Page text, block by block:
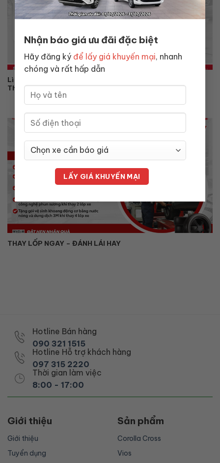
Nhận báo giá ưu đãi đặc biệt
Hãy đăng ký để lấy giá khuyến mại, nhanh
chóng và rất hấp dẫn
Lì Xì Đầu Xuân – Khởi Đầu Vạn Dặm Bình An Cùng Toyota
Thăng Long
THAY LỐP NGAY – ĐÁNH LÁI HAY
Hotline Bán hàng
090 321 1515
Hotline Hỗ trợ khách hàng
097 315 2220
Thời gian làm việc
8:00 - 17:00
Giới thiệu
Giới thiệu
Tuyển dụng
Sản phẩm
Corolla Cross
Vios